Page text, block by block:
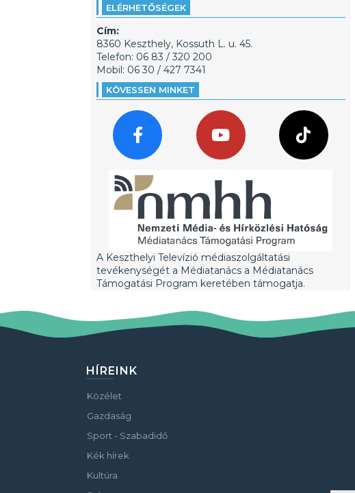
ELÉRHETŐSÉGEK
Cím:
8360 Keszthely, Kossuth L. u. 45.
Telefon: 06 83 / 320 200
Mobil: 06 30 / 427 7341
KÖVESSEN MINKET
A Keszthelyi Televízió médiaszolgáltatási
tevékenységét a Médiatanács a Médiatanács
Támogatási Program keretében támogatja.
HÍREINK
Közélet
Gazdaság
Sport - Szabadidő
Kék hírek
Kultúra